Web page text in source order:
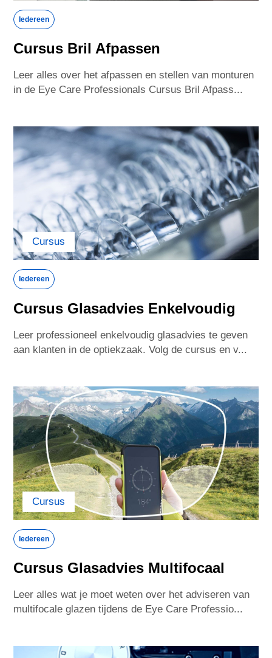
United Kingdom
Vietnam
Iedereen
Cursus Bril Afpassen
Leer alles over het afpassen en stellen van monturen
in de Eye Care Professionals Cursus Bril Afpass...
Cursus
Iedereen
Cursus Glasadvies Enkelvoudig
Leer professioneel enkelvoudig glasadvies te geven
aan klanten in de optiekzaak. Volg de cursus en v...
Cursus
Iedereen
Cursus Glasadvies Multifocaal
Leer alles wat je moet weten over het adviseren van
multifocale glazen tijdens de Eye Care Professio...